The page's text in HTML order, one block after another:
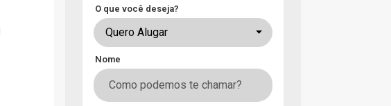
O que você deseja?
Quero Alugar
Nome